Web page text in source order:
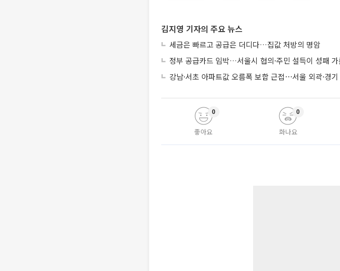
김지영 기자의 주요 뉴스
세금은 빠르고 공급은 더디다…집값 처방의 명암
정부 공급카드 임박…서울시 협의·주민 설득이 성패
강남·서초 아파트값 오름폭 보합 근접⋯서울 외곽·경
좋아요
0
화나요
0